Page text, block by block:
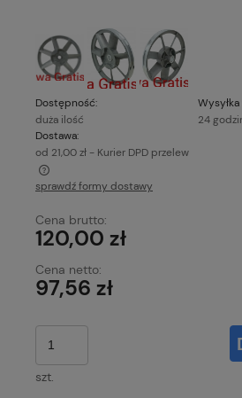
Dostępność:
duża ilość
Wysyłka
24
Dostawa:
od 21,00 zł - Kurier DPD przelew
Cena nie zawiera ewentualnych
sprawdź formy dostawy
Cena brutto:
120,00 zł
Cena netto:
97,56 zł
szt.